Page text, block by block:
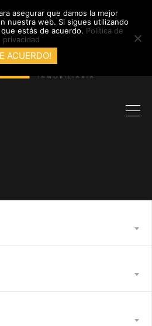
asegurar que damos la mejor
nuestra web. Si sigues utilizando
estás de acuerdo. Política de
privacidad
ACUERDO!